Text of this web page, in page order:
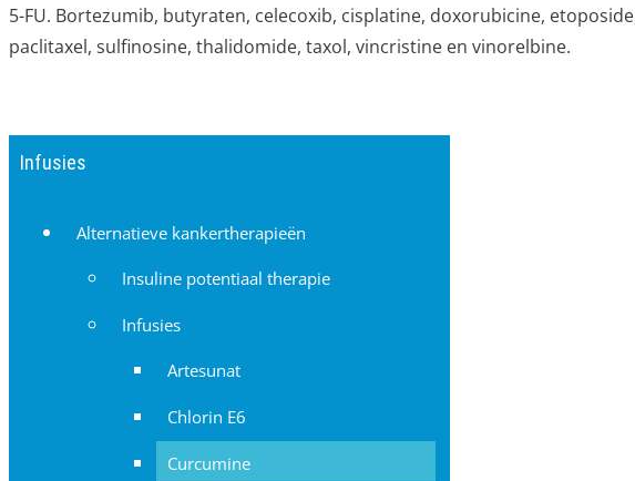
5-FU. Bortezumib, butyraten, celecoxib, cisplatine, doxorubicine,
paclitaxel, sulfinosine, thalidomide, taxol, vincristine en vinorelbine.
Infusies
Alternatieve kankertherapieën
Insuline potentiaal therapie
Infusies
Artesunat
Chlorin E6
Curcumine